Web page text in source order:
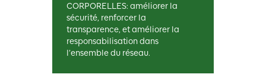
CORPORELLES: améliorer la
sécurité, renforcer la
transparence, et améliorer la
responsabilisation dans
l’ensemble du réseau.